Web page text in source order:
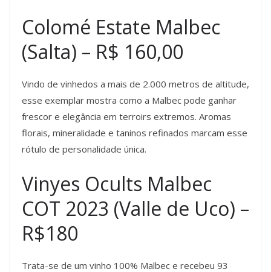
Colomé Estate Malbec
(Salta) – R$ 160,00
Vindo de vinhedos a mais de 2.000 metros de altitude,
esse exemplar mostra como a Malbec pode ganhar
frescor e elegância em terroirs extremos. Aromas
florais, mineralidade e taninos refinados marcam esse
rótulo de personalidade única.
Vinyes Ocults Malbec
COT 2023 (Valle de Uco) –
R$180
Trata-se de um vinho 100% Malbec e recebeu 93